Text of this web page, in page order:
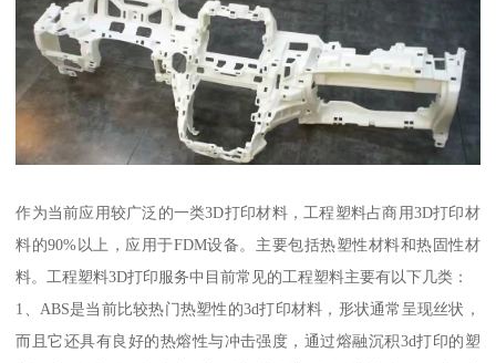
作为当前应用较广泛的一类3D打印材料，工程塑料占商用3D打印材
料的90%以上，应用于FDM设备。主要包括热塑性材料和热固性材
料。工程塑料3D打印服务中目前常见的工程塑料主要有以下几类：
1、ABS是当前比较热门热塑性的3d打印材料，形状通常呈现丝状，
而且它还具有良好的热熔性与冲击强度，通过熔融沉积3d打印的塑